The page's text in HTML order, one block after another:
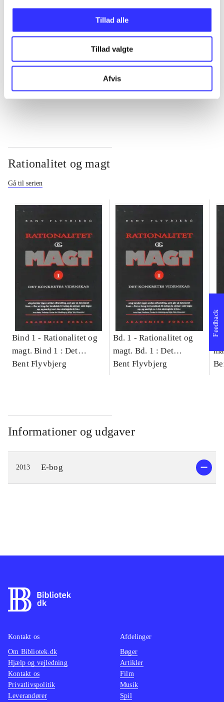
Tillad alle
Tillad valgte
Afvis
Rationalitet og magt
Gå til serien
Bind 1 - Rationalitet og
magt. Bind 1 : Det
konkretes videnskab
Bent Flyvbjerg
Bd. 1 -Rationalitet og
magt. Bd. 1 : Det
konkretes videnskab
Bent Flyvbjerg
Informationer og udgaver
2013 E-bog
Feedback
Kontakt os
Om Bibliotek.dk
Hjælp og vejledning
Kontakt os
Privatlivspolitik
Leverandører
Afdelinger
Bøger
Artikler
Film
Musik
Spil